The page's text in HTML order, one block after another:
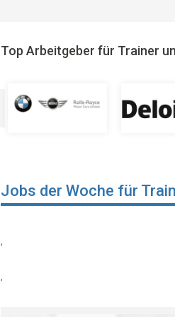
Top Arbeitgeber für Trainer
Jobs der Woche für
,
,